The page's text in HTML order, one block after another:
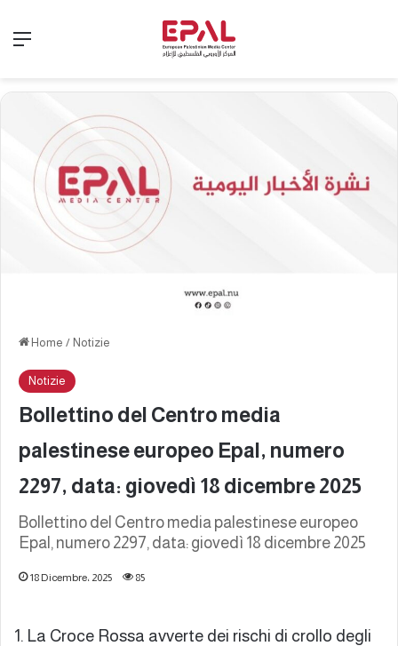
Home / Notizie
Notizie
Bollettino del Centro media
palestinese europeo Epal, numero
2297, data: giovedì 18 dicembre 2025
Bollettino del Centro media palestinese europeo
Epal, numero 2297, data: giovedì 18 dicembre 2025
18 Dicembre، 2025 85
1. La Croce Rossa avverte dei rischi di crollo degli